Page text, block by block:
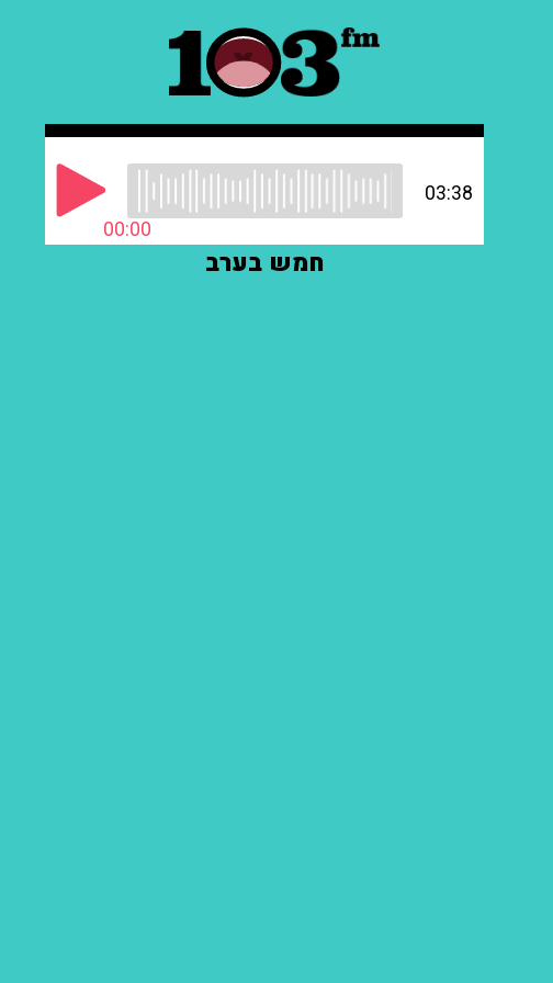
00:00
03:38
חמש בערב